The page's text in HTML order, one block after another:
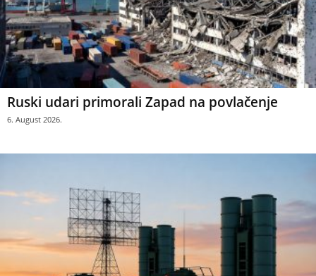
Ruski udari primorali Zapad na povlačenje
6. August 2026.